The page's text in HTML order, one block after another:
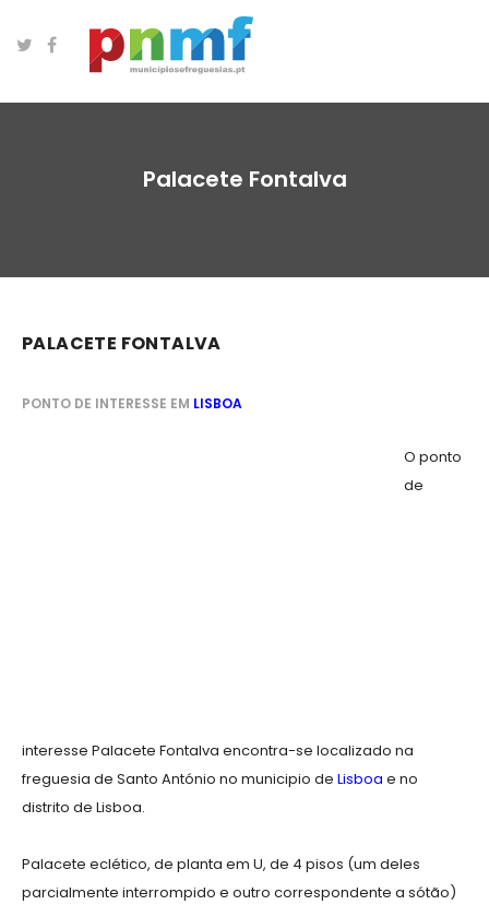
Palacete Fontalva
PALACETE FONTALVA
PONTO DE INTERESSE EM LISBOA
O ponto
de
interesse Palacete Fontalva encontra-se localizado na
freguesia de Santo António no municipio de Lisboa e no
distrito de Lisboa.
Palacete eclético, de planta em U, de 4 pisos (um deles
parcialmente interrompido e outro correspondente a sótão)